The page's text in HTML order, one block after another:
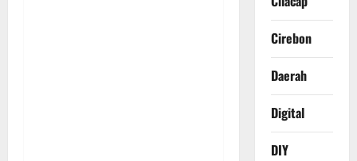
Cirebon
Daerah
Digital
DIY